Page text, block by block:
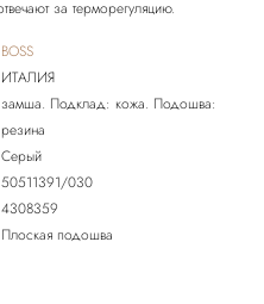
BOSS
ИТАЛИЯ
замша. Подклад: кожа. Подошва:
резина
Серый
50511391/030
4308359
Плоская подошва